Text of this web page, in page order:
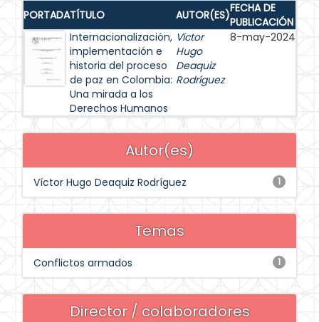
PORTADATÍTULO AUTOR(ES)FECHA DE
PUBLICACIÓN
Internacionalización,
implementación e
historia del proceso
de paz en Colombia:
Una mirada a los
Derechos Humanos
Víctor
Hugo
Deaquiz
Rodríguez
8-may-2024
Autor(es)
1
Víctor Hugo Deaquiz Rodríguez
Temas
1
Conflictos armados
Director / colaboradores